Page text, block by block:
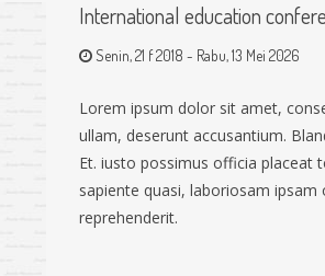
International education
Senin, 21 f 2018 - Rabu, 13 Mei 2026
Lorem ipsum dolor sit amet,
ullam, deserunt accusantium.
Et. iusto possimus officia placeat
sapiente quasi, laboriosam
reprehenderit.